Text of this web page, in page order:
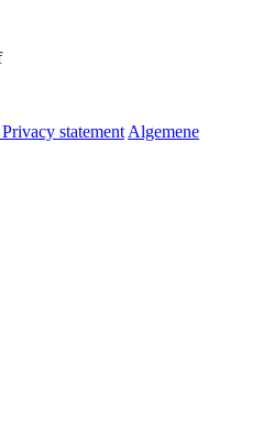
Privacy statement Algemene